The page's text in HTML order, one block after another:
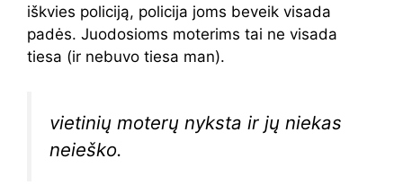
iškvies policiją, policija joms beveik visada
padės. Juodosioms moterims tai ne visada
tiesa (ir nebuvo tiesa man).
vietinių moterų nyksta ir jų niekas
neieško.